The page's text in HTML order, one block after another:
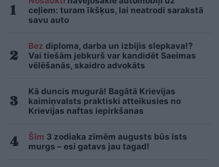
ceļiem: turam īkšķus, lai neatrodi sarakstā
savu auto
Bez diploma, darba un izbijis slepkava!?
Vai tiešām jebkurš var kandidēt Saeimas
vēlēšanās, skaidro advokāts
Kā duncis mugurā! Bagātā Krievijas
kaimiņvalsts praktiski atteikusies no
Krievijas naftas iepirkšanas
Šīm 3 zodiaka zīmēm augusts būs īsts
murgs – esi gatavs jau tagad!